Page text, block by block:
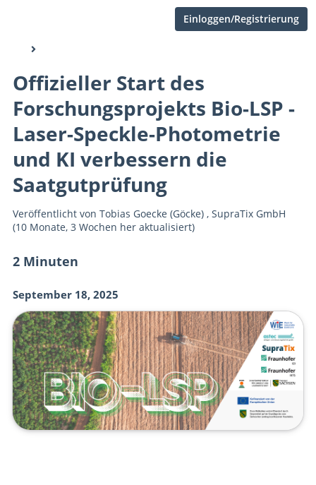
Einloggen/Registrierung
2 Minuten
September 18, 2025
Offizieller Start des
Forschungsprojekts Bio-LSP -
Laser-Speckle-Photometrie
und KI verbessern die
Saatgutprüfung
Veröffentlicht von Tobias Goecke (Göcke), SupraTix GmbH
(10 Monate, 3 Wochen her aktualisiert)